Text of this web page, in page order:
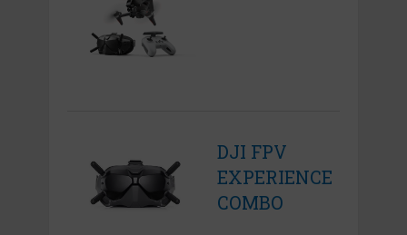
DJI FPV
EXPERIENCE
COMBO